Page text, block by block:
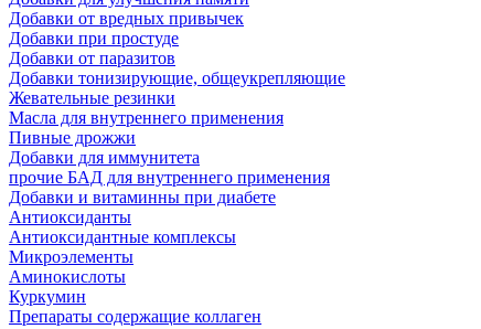
Добавки от вредных привычек
Добавки при простуде
Добавки от паразитов
Добавки тонизирующие, общеукрепляющие
Жевательные резинки
Масла для внутреннего применения
Пивные дрожжи
Добавки для иммунитета
прочие БАД для внутреннего применения
Добавки и витаминны при диабете
Антиоксиданты
Антиоксидантные комплексы
Микроэлементы
Аминокислоты
Куркумин
Препараты содержащие коллаген